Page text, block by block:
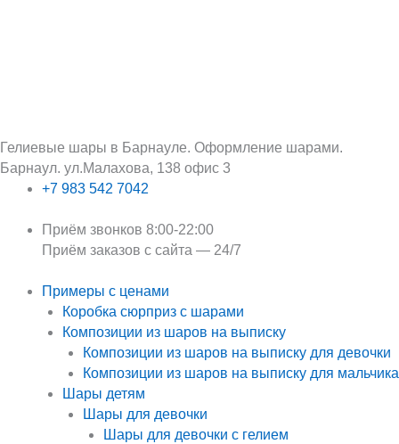
Гелиевые шары в Барнауле. Оформление шарами.
Барнаул. ул.Малахова, 138 офис 3
+7 983 542 7042
Приём звонков 8:00-22:00
Приём заказов с сайта — 24/7
Примеры с ценами
Коробка сюрприз с шарами
Композиции из шаров на выписку
Композиции из шаров на выписку для девочки
Композиции из шаров на выписку для мальчика
Шары детям
Шары для девочки
Шары для девочки с гелием